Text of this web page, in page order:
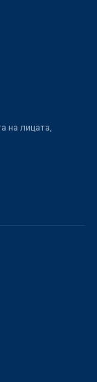
на лицата,